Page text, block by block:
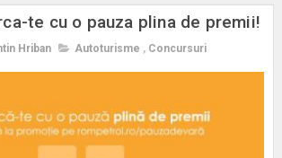
te cu o pauza plina de premii!
Hriban Autoturisme , Concursuri